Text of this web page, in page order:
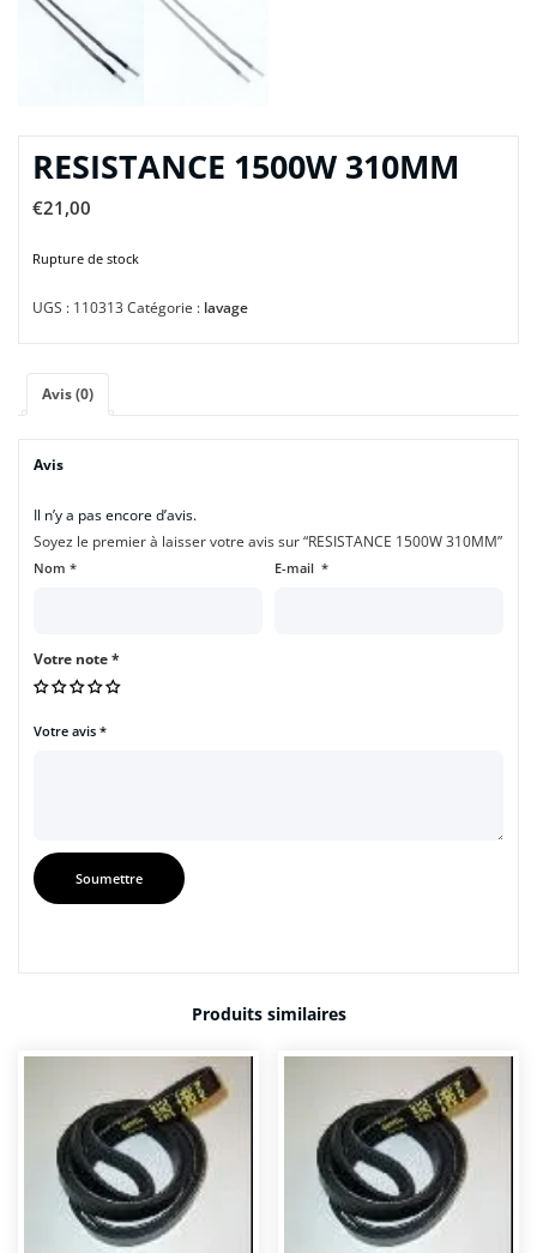
RESISTANCE 1500W 310MM
€21,00
Rupture de stock
UGS : 110313Catégorie : lavage
Avis (0)
Avis
Il n’y a pas encore d’avis.
Soyez le premier à laisser votre avis sur “RESISTANCE 1500W 310MM”
Nom * E-mail *
Votre note*
Votre avis *
Produits similaires